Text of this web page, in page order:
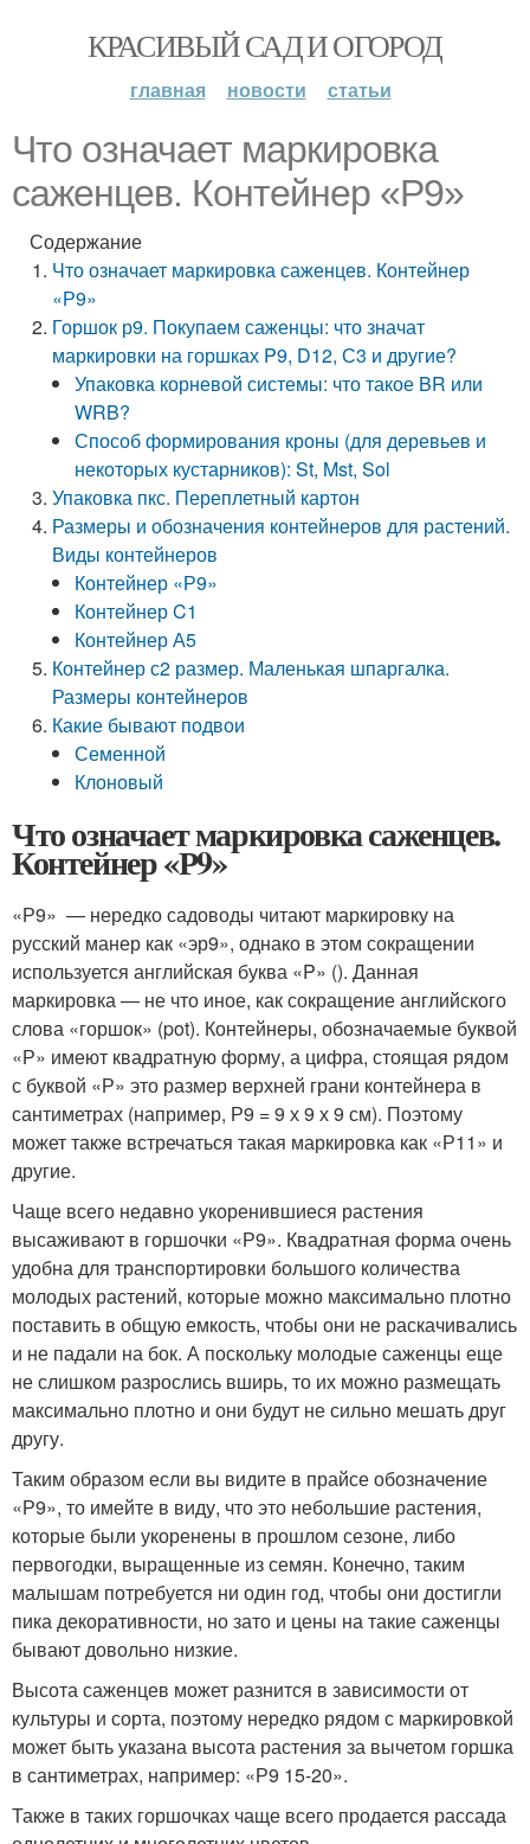
КРАСИВЫЙ САД И ОГОРОД
главная новости статьи
Что означает маркировка
саженцев. Контейнер «Р9»
Содержание
Что означает маркировка саженцев. Контейнер
«Р9»
Горшок р9. Покупаем саженцы: что значат
маркировки на горшках P9, D12, С3 и другие?
Упаковка корневой системы: что такое BR или
WRB?
Способ формирования кроны (для деревьев и
некоторых кустарников): St, Mst, Sol
Упаковка пкс. Переплетный картон
Размеры и обозначения контейнеров для растений.
Виды контейнеров
Контейнер «Р9»
Контейнер C1
Контейнер А5
Контейнер с2 размер. Маленькая шпаргалка.
Размеры контейнеров
Какие бывают подвои
Семенной
Клоновый
Что означает маркировка саженцев.
Контейнер «Р9»
«Р9» — нередко садоводы читают маркировку на
русский манер как «эр9», однако в этом сокращении
используется английская буква «P» (). Данная
маркировка — не что иное, как сокращение английского
слова «горшок» (pot). Контейнеры, обозначаемые буквой
«Р» имеют квадратную форму, а цифра, стоящая рядом
с буквой «Р» это размер верхней грани контейнера в
сантиметрах (например, Р9 = 9 х 9 х 9 см). Поэтому
может также встречаться такая маркировка как «Р11» и
другие.
Чаще всего недавно укоренившиеся растения
высаживают в горшочки «Р9». Квадратная форма очень
удобна для транспортировки большого количества
молодых растений, которые можно максимально плотно
поставить в общую емкость, чтобы они не раскачивались
и не падали на бок. А поскольку молодые саженцы еще
не слишком разрослись вширь, то их можно размещать
максимально плотно и они будут не сильно мешать друг
другу.
Таким образом если вы видите в прайсе обозначение
«Р9», то имейте в виду, что это небольшие растения,
которые были укоренены в прошлом сезоне, либо
первогодки, выращенные из семян. Конечно, таким
малышам потребуется ни один год, чтобы они достигли
пика декоративности, но зато и цены на такие саженцы
бывают довольно низкие.
Высота саженцев может разнится в зависимости от
культуры и сорта, поэтому нередко рядом с маркировкой
может быть указана высота растения за вычетом горшка
в сантиметрах, например: «Р9 15-20».
Также в таких горшочках чаще всего продается рассада